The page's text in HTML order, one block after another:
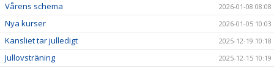
Vårens schema 2026-01-08 08:08
Nya kurser 2026-01-05 10:03
Kansliet tar julledigt 2025-12-19 10:18
Jullovsträning 2025-12-15 10:19